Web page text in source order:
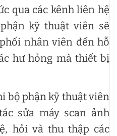
qua các kênh liên hệ
kỹ thuật viên sẽ
nhân viên đến hỗ
hư hỏng mà thiết bị
bộ phận kỹ thuật viên
sửa máy scan ảnh
hỏi và thu thập các